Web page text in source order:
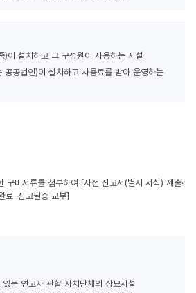
)이 설치하고 그 구성원이 사용하는 시설
공공법인)이 설치하고 사용료를 받아 운영하는
구비서류를 첨부하여 [사전 신고서(별지 서식) 제출·
료 ·신고필증 교부]
는 연고자 관할 자치단체의 장묘시설